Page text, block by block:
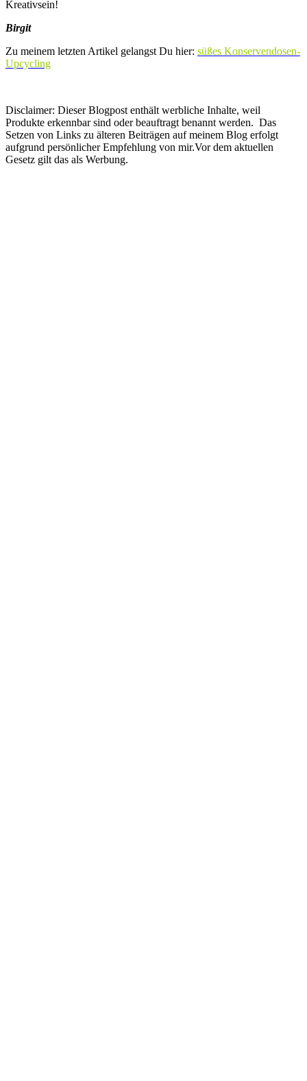
Kreativsein!
Birgit
Zu meinem letzten Artikel gelangst Du hier: süßes Konservendosen-
Upcycling
Disclaimer: Dieser Blogpost enthält werbliche Inhalte, weil
Produkte erkennbar sind oder beauftragt benannt werden. Das
Setzen von Links zu älteren Beiträgen auf meinem Blog erfolgt
aufgrund persönlicher Empfehlung von mir.Vor dem aktuellen
Gesetz gilt das als Werbung.